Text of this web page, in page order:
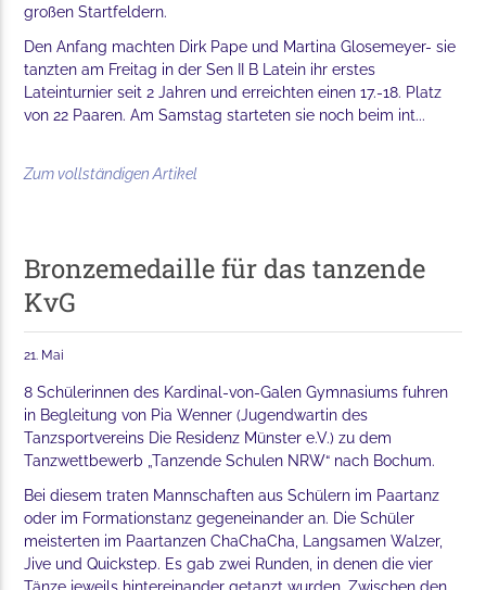
großen Startfeldern.
Den Anfang machten Dirk Pape und Martina Glosemeyer- sie
tanzten am Freitag in der Sen II B Latein ihr erstes
Lateinturnier seit 2 Jahren und erreichten einen 17.-18. Platz
von 22 Paaren. Am Samstag starteten sie noch beim int...
Zum vollständigen Artikel
Bronzemedaille für das tanzende
KvG
21. Mai
8 Schülerinnen des Kardinal-von-Galen Gymnasiums fuhren
in Begleitung von Pia Wenner (Jugendwartin des
Tanzsportvereins Die Residenz Münster e.V.) zu dem
Tanzwettbewerb „Tanzende Schulen NRW“ nach Bochum.
Bei diesem traten Mannschaften aus Schülern im Paartanz
oder im Formationstanz gegeneinander an. Die Schüler
meisterten im Paartanzen ChaChaCha, Langsamen Walzer,
Jive und Quickstep. Es gab zwei Runden, in denen die vier
Tänze jeweils hintereinander getanzt wurden. Zwischen den